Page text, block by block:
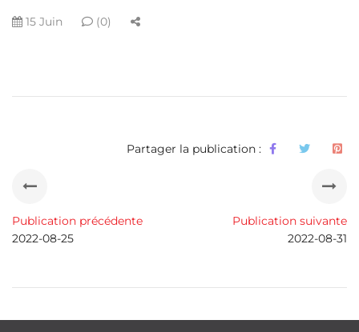
15 Juin (0)
Partager la publication :
Publication précédente
2022-08-25
Publication suivante
2022-08-31